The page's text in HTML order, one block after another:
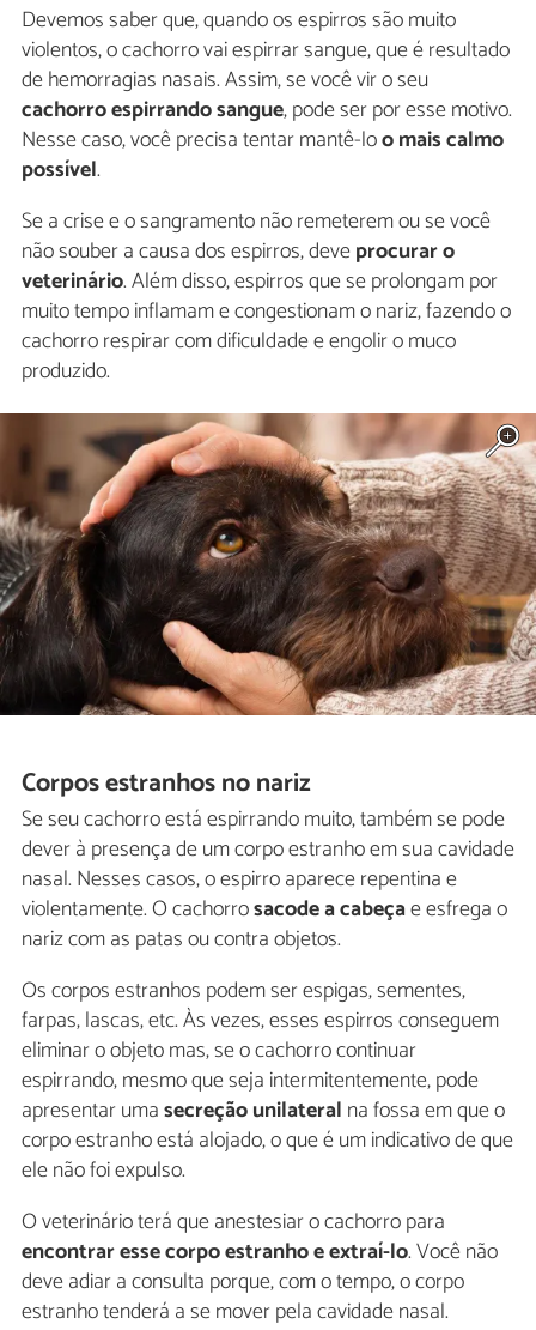
Devemos saber que, quando os espirros são muito
violentos, o cachorro vai espirrar sangue, que é resultado
de hemorragias nasais. Assim, se você vir o seu
cachorro espirrando sangue, pode ser por esse motivo.
Nesse caso, você precisa tentar mantê-loo mais calmo
possível.
Se a crise e o sangramento não remeterem ou se você
não souber a causa dos espirros, deveprocurar o
veterinário. Além disso, espirros que se prolongam por
muito tempo inflamam e congestionam o nariz, fazendo o
cachorro respirar com dificuldade e engolir o muco
produzido.
Corpos estranhos no nariz
Se seu cachorro está espirrando muito, também se pode
dever à presença de um corpo estranho em sua cavidade
nasal. Nesses casos, o espirro aparece repentina e
violentamente. O cachorrosacode a cabeçae esfrega o
nariz com as patas ou contra objetos.
Os corpos estranhos podem ser espigas, sementes,
farpas, lascas, etc. Às vezes, esses espirros conseguem
eliminar o objeto mas, se o cachorro continuar
espirrando, mesmo que seja intermitentemente, pode
apresentar umasecreção unilateral na fossa em que o
corpo estranho está alojado, o que é um indicativo de que
ele não foi expulso.
O veterinário terá que anestesiar o cachorro para
encontrar esse corpo estranho e extraí-lo. Você não
deve adiar a consulta porque, com o tempo, o corpo
estranho tenderá a se mover pela cavidade nasal.